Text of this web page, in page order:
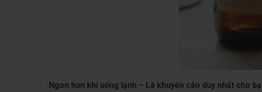
Ngon hơn khi uống lạnh – Là khuyến cáo duy nhất cho